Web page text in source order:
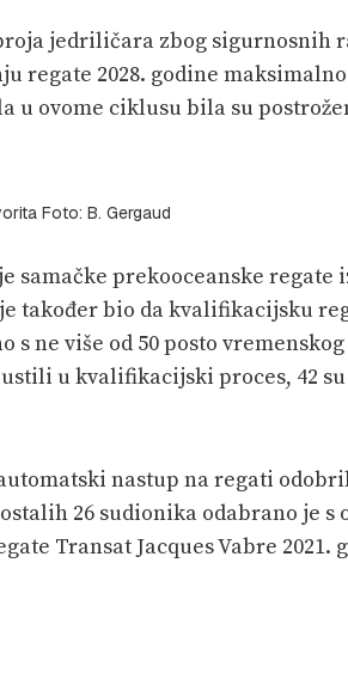
jedriličara zbog sigurnosnih
regate 2028. godine
u ovome ciklusu bila su
Foto: B. Gergaud
prekooceanske regate
također bio da kvalifikacijsku
ne više od 50 posto
u kvalifikacijski proces, 42
nastup na regati
26 sudionika odabrano je s
Transat Jacques Vabre 2021.